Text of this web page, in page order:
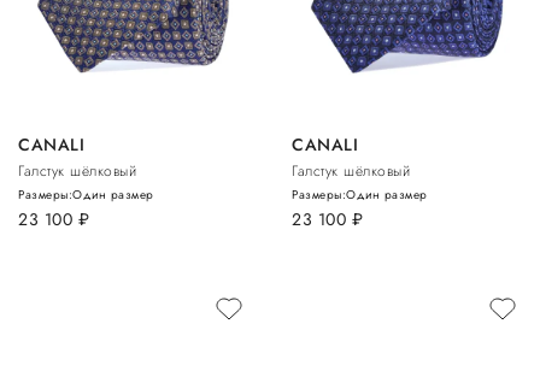
CANALI
Галстук шёлковый
23 100 руб.
Размеры:Один размер
CANALI
Галстук шёлковый
23 100 руб.
Размеры:Один размер